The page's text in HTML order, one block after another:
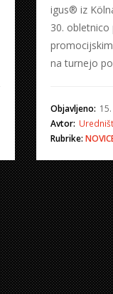
igus® iz
30.
na turnejo
Objavljeno:
Avtor:
Rubrike: